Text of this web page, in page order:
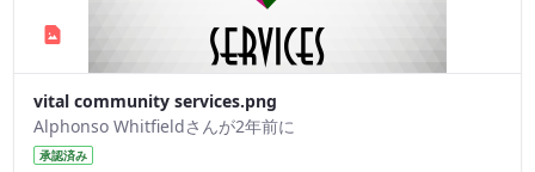
vital community services.png
Alphonso Whitfieldさんが2年前に
承認済み